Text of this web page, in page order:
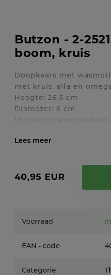
Butzon - 2-
boom, kruis
Doopkaars met
met kruis, alfa en
Hoogte: 26,5 cm
Diameter: 6 cm
40,95 EUR
Voorraad
EAN - code
Categorie